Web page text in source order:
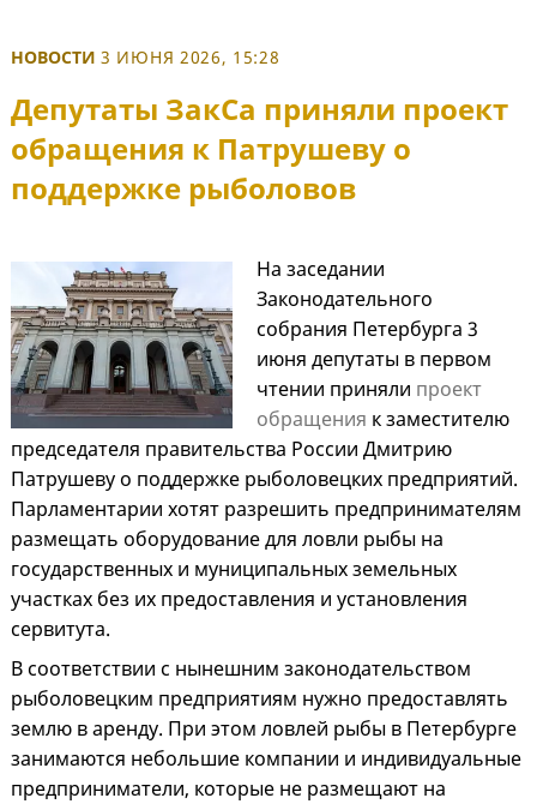
НОВОСТИ 3 ИЮНЯ 2026, 15:28
Депутаты ЗакСа приняли проект
обращения к Патрушеву о
поддержке рыболовов
На заседании
Законодательного
собрания Петербурга 3
июня депутаты в первом
чтении приняли проект
обращения к заместителю
председателя правительства России Дмитрию
Патрушеву о поддержке рыболовецких предприятий.
Парламентарии хотят разрешить предпринимателям
размещать оборудование для ловли рыбы на
государственных и муниципальных земельных
участках без их предоставления и установления
сервитута.
В соответствии с нынешним законодательством
рыболовецким предприятиям нужно предоставлять
землю в аренду. При этом ловлей рыбы в Петербурге
занимаются небольшие компании и индивидуальные
предприниматели, которые не размещают на